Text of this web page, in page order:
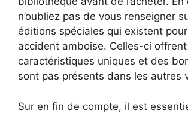
n’oubliez pas de vous renseigner
éditions spéciales qui existent
accident amboise. Celles-ci
caractéristiques uniques et des
sont pas présents dans les autres
Sur en fin de compte, il est